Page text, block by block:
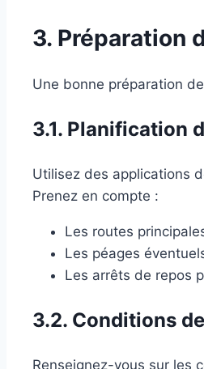
3. Préparation
Une bonne préparation
3.1. Planification
Utilisez des applications
Prenez en compte :
Les routes
Les péages
Les arrêts de repos
3.2. Conditions
Renseignez-vous sur les